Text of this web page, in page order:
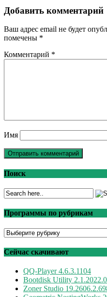
Добавить комментарий
Ваш адрес email не будет
помечены *
Комментарий *
Имя
Поиск
Программы по рубрикам
Программы
рубрикам
Сейчас скачивают
QQ-Player 4.6.3.1104
Bootdisk Utility
Zoner Studio